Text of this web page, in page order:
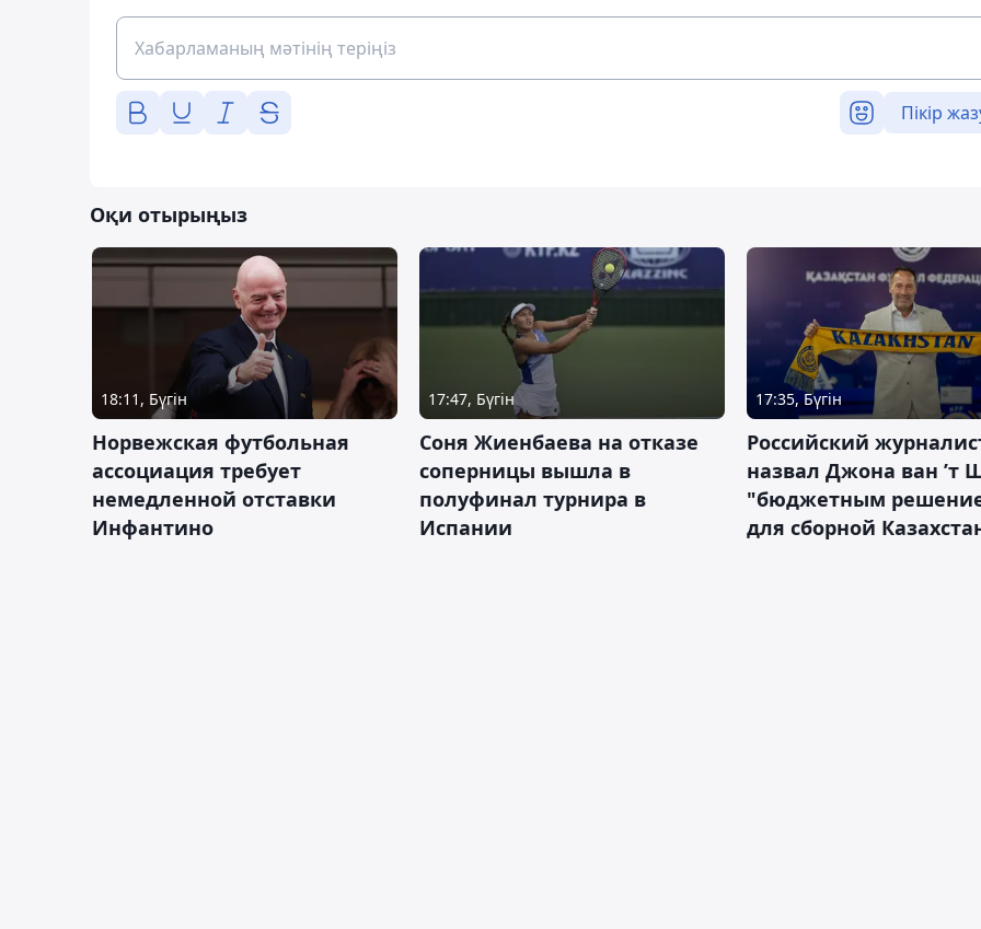
Пікір
Оқи отырыңыз
18:11, Бүгін
Норвежская футбольная
ассоциация требует
немедленной отставки
Инфантино
17:47, Бүгін
Соня Жиенбаева на отказе
соперницы вышла в
полуфинал турнира в
Испании
17:35, Бүгін
Российский
назвал Джона ван ’т
"бюджетным
для сборной